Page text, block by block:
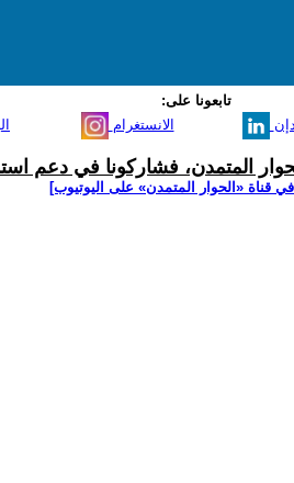
تابعونا على:
الانستغرام
المتمدن، فشاركونا في دعم
قناة ‫«الحوار المتمدن» على اليوتيوب]